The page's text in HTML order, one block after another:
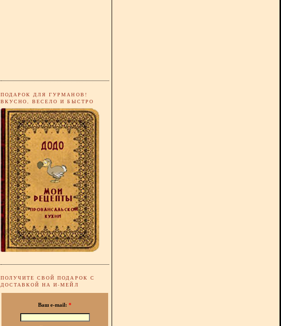
ПОДАРОК ДЛЯ ГУРМАНОВ!
ВКУСНО, ВЕСЕЛО И БЫСТРО
ПОЛУЧИТЕ СВОЙ ПОДАРОК С
ДОСТАВКОЙ НА И-МЕЙЛ
Ваш e-mail: *